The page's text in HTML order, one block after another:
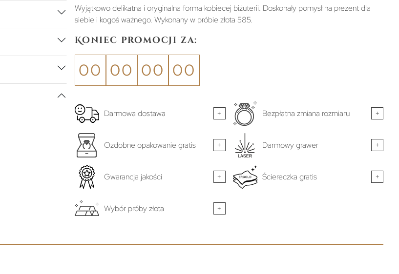
Wyjątkowo delikatna i oryginalna forma kobiecej biżuterii. Doskonały pomysł na prezent dla
siebie i kogoś ważnego. Wykonany w próbie złota 585.
Koniec promocji za:
00 00 00 00
Darmowa dostawa + Bezpłatna zmiana rozmiaru +
Ozdobne opakowanie gratis + Darmowy grawer +
Gwarancja jakości + Ściereczka gratis +
Wybór próby złota +